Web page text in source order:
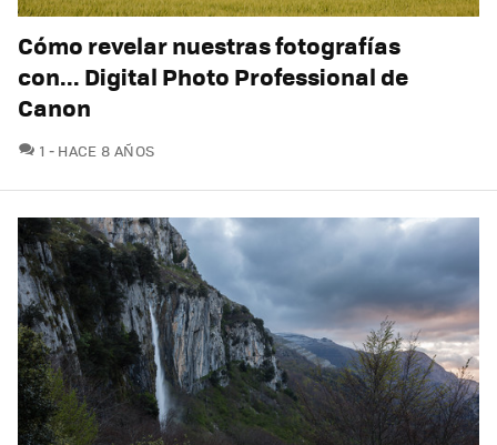
Cómo revelar nuestras fotografías
con... Digital Photo Professional de
Canon
1 COMENTARIOS
HACE 8 AÑOS